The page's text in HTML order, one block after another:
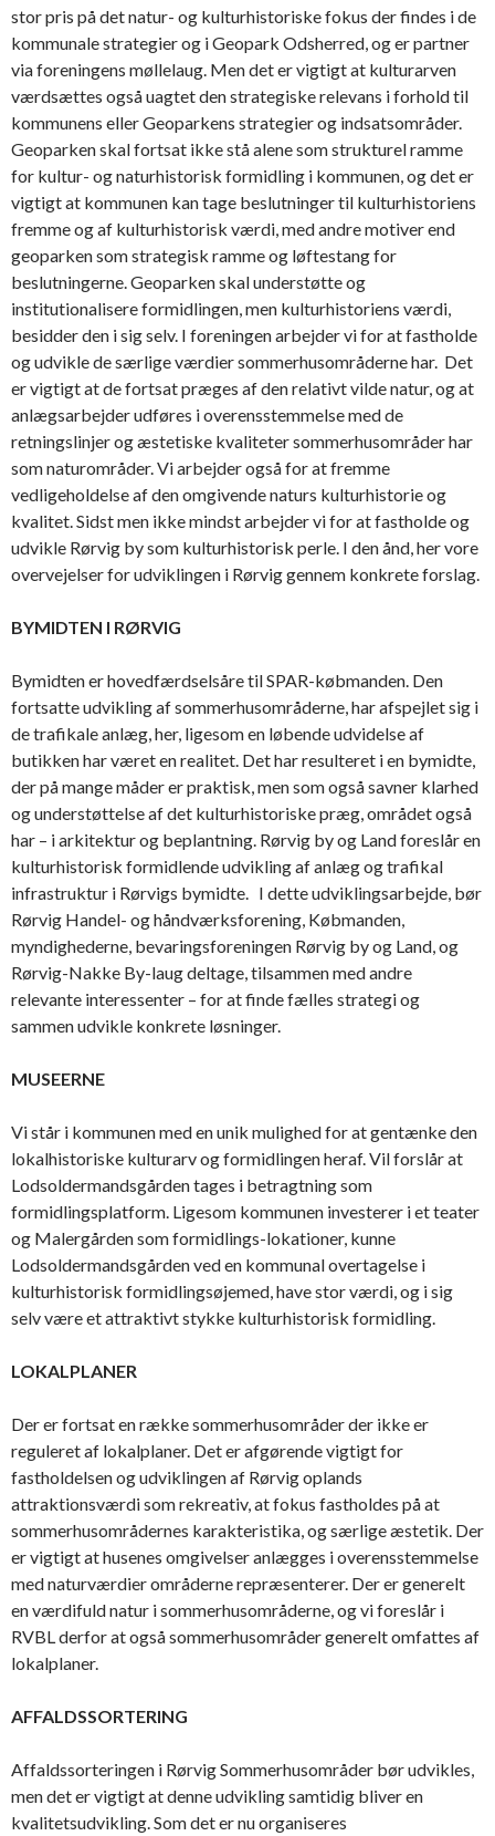
stor pris på det natur- og kulturhistoriske fokus der findes i de
kommunale strategier og i Geopark Odsherred, og er partner
via foreningens møllelaug. Men det er vigtigt at kulturarven
værdsættes også uagtet den strategiske relevans i forhold til
kommunens eller Geoparkens strategier og indsatsområder.
Geoparken skal fortsat ikke stå alene som strukturel ramme
for kultur- og naturhistorisk formidling i kommunen, og det er
vigtigt at kommunen kan tage beslutninger til kulturhistoriens
fremme og af kulturhistorisk værdi, med andre motiver end
geoparken som strategisk ramme og løftestang for
beslutningerne. Geoparken skal understøtte og
institutionalisere formidlingen, men kulturhistoriens værdi,
besidder den i sig selv. I foreningen arbejder vi for at fastholde
og udvikle de særlige værdier sommerhusområderne har. Det
er vigtigt at de fortsat præges af den relativt vilde natur, og at
anlægsarbejder udføres i overensstemmelse med de
retningslinjer og æstetiske kvaliteter sommerhusområder har
som naturområder. Vi arbejder også for at fremme
vedligeholdelse af den omgivende naturs kulturhistorie og
kvalitet. Sidst men ikke mindst arbejder vi for at fastholde og
udvikle Rørvig by som kulturhistorisk perle. I den ånd, her vore
overvejelser for udviklingen i Rørvig gennem konkrete forslag.
BYMIDTEN I RØRVIG
Bymidten er hovedfærdselsåre til SPAR-købmanden. Den
fortsatte udvikling af sommerhusområderne, har afspejlet sig i
de trafikale anlæg, her, ligesom en løbende udvidelse af
butikken har været en realitet. Det har resulteret i en bymidte,
der på mange måder er praktisk, men som også savner klarhed
og understøttelse af det kulturhistoriske præg, området også
har – i arkitektur og beplantning. Rørvig by og Land foreslår en
kulturhistorisk formidlende udvikling af anlæg og trafikal
infrastruktur i Rørvigs bymidte. I dette udviklingsarbejde, bør
Rørvig Handel- og håndværksforening, Købmanden,
myndighederne, bevaringsforeningen Rørvig by og Land, og
Rørvig-Nakke By-laug deltage, tilsammen med andre
relevante interessenter – for at finde fælles strategi og
sammen udvikle konkrete løsninger.
MUSEERNE
Vi står i kommunen med en unik mulighed for at gentænke den
lokalhistoriske kulturarv og formidlingen heraf. Vil forslår at
Lodsoldermandsgården tages i betragtning som
formidlingsplatform. Ligesom kommunen investerer i et teater
og Malergården som formidlings-lokationer, kunne
Lodsoldermandsgården ved en kommunal overtagelse i
kulturhistorisk formidlingsøjemed, have stor værdi, og i sig
selv være et attraktivt stykke kulturhistorisk formidling.
LOKALPLANER
Der er fortsat en række sommerhusområder der ikke er
reguleret af lokalplaner. Det er afgørende vigtigt for
fastholdelsen og udviklingen af Rørvig oplands
attraktionsværdi som rekreativ, at fokus fastholdes på at
sommerhusområdernes karakteristika, og særlige æstetik. Der
er vigtigt at husenes omgivelser anlægges i overensstemmelse
med naturværdier områderne repræsenterer. Der er generelt
en værdifuld natur i sommerhusområderne, og vi foreslår i
RVBL derfor at også sommerhusområder generelt omfattes af
lokalplaner.
AFFALDSSORTERING
Affaldssorteringen i Rørvig Sommerhusområder bør udvikles,
men det er vigtigt at denne udvikling samtidig bliver en
kvalitetsudvikling. Som det er nu organiseres